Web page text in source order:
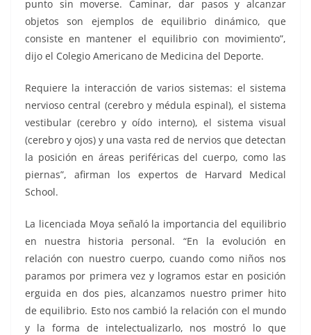
punto sin moverse. Caminar, dar pasos y alcanzar
objetos son ejemplos de equilibrio dinámico, que
consiste en mantener el equilibrio con movimiento”,
dijo el Colegio Americano de Medicina del Deporte.
Requiere la interacción de varios sistemas: el sistema
nervioso central (cerebro y médula espinal), el sistema
vestibular (cerebro y oído interno), el sistema visual
(cerebro y ojos) y una vasta red de nervios que detectan
la posición en áreas periféricas del cuerpo, como las
piernas”, afirman los expertos de Harvard Medical
School.
La licenciada Moya señaló la importancia del equilibrio
en nuestra historia personal. “En la evolución en
relación con nuestro cuerpo, cuando como niños nos
paramos por primera vez y logramos estar en posición
erguida en dos pies, alcanzamos nuestro primer hito
de equilibrio. Esto nos cambió la relación con el mundo
y la forma de intelectualizarlo, nos mostró lo que